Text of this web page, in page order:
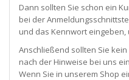
Dann sollten Sie schon ein
bei der
und das Kennwort eingeben,
Anschließend sollten Sie
nach der Hinweise bei uns
Wenn Sie in unserem Shop